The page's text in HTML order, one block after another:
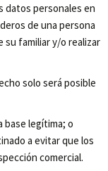
datos personales en
de una persona
su familiar y/o realizar
solo será posible
base legítima; o
a evitar que los
comercial.